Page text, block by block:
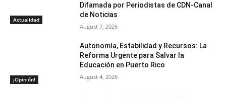
Actualidad
Difamada por Periodistas de CDN-Canal
de Noticias
August 7, 2026
¡Opinión!
Autonomía, Estabilidad y Recursos: La
Reforma Urgente para Salvar la
Educación en Puerto Rico
August 4, 2026